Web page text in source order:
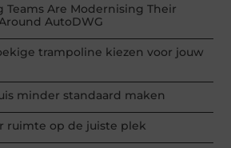
Teams Are Modernising Their
AutoDWG
trampoline kiezen voor jouw
minder standaard maken
ruimte op de juiste plek